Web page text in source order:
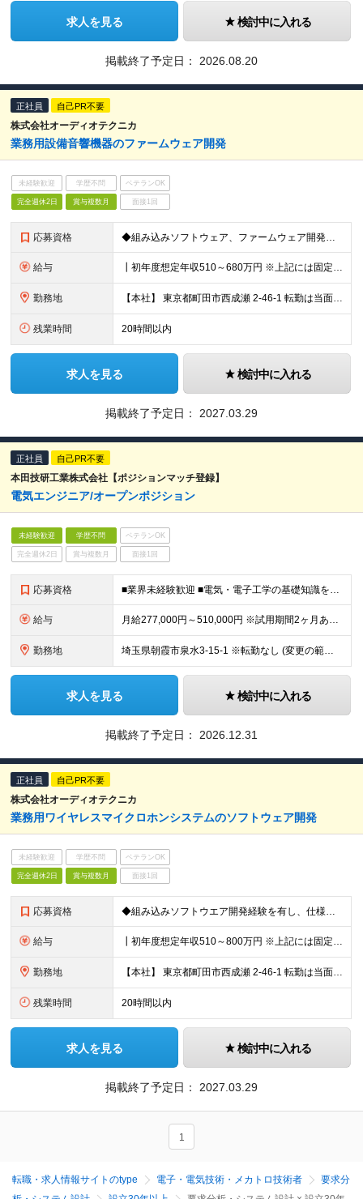
求人を見る 検討中に入れる
掲載終了予定日： 2026.08.20
正社員 自己PR不要
株式会社オーディオテクニカ
業務用設備音響機器のファームウェア開発
未経験歓迎 学歴不問 ベテランOK
完全週休2日 賞与複数月 面接1回
応募資格 ◆組み込みソフトウェア、ファームウェア開発実務経験３年以上 ◆組み込みリアルタイムOS（μiTRON, Free RTOS等）の使用経験１年以上 ◆基本情報技術者または応用情報技術者試験取得
給与 ┃初年度想定年収510～680万円 ※上記には固定残業代20時間分を含みます 超過分は別途支給いたします ※試用期間あり（3ヶ月） 期間中、欠勤が発生しなければ待遇などの変更はありません
勤務地 【本社】 東京都町田市西成瀬 2-46-1 転勤は当面の間ありません。 (変更の範囲)会社の定める勤務地
残業時間 20時間以内
求人を見る 検討中に入れる
掲載終了予定日： 2027.03.29
正社員 自己PR不要
本田技研工業株式会社【ポジションマッチ登録】
電気エンジニア/オープンポジション
未経験歓迎 学歴不問 ベテランOK
完全週休2日 賞与複数月 面接1回
応募資格 ■業界未経験歓迎 ■電気・電子工学の基礎知識をお持ちの方 ■学歴不問
給与 月給277,000円～510,000円 ※試用期間2ヶ月あり。期間中の給与・待遇の差異はありません ※残業代は別途全額支給いたします ∟平均残業時間：30時間
勤務地 埼玉県朝霞市泉水3-15-1 ※転勤なし (変更の範囲)上記を除く当社関連勤務地
求人を見る 検討中に入れる
掲載終了予定日： 2026.12.31
正社員 自己PR不要
株式会社オーディオテクニカ
業務用ワイヤレスマイクロホンシステムのソフトウェア開発
未経験歓迎 学歴不問 ベテランOK
完全週休2日 賞与複数月 面接1回
応募資格 ◆組み込みソフトウエア開発経験を有し、仕様作成からコーディングが行えること ◆要求仕様書から設計詳細仕様を作成できること ◆UT/CTテスト仕様を作成し、テストを実施できること
給与 ┃初年度想定年収510～800万円 ※上記には固定残業代20時間分を含みます 超過分は別途支給いたします ※試用期間あり（3ヶ月） 期間中、欠勤が発生しなければ待遇などの変更はありません
勤務地 【本社】 東京都町田市西成瀬 2-46-1 転勤は当面の間ありません。 (変更の範囲)会社の定める勤務地
残業時間 20時間以内
求人を見る 検討中に入れる
掲載終了予定日： 2027.03.29
1
転職・求人情報サイトのtype 電子・電気技術・メカトロ技術者
要求分